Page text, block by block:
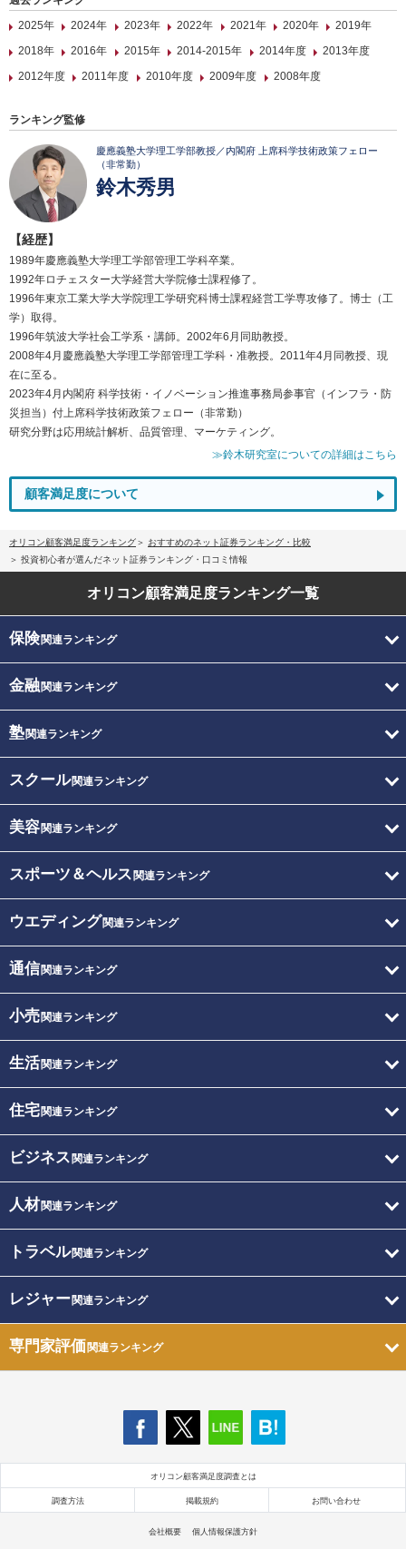
2025年
2024年 2023年 2022年 2021年 2020年
2019年
2018年
2016年 2015年 2014-2015年 2014年度
2013年度
2012年度
2011年度 2010年度 2009年度 2008年度
ランキング監修
慶應義塾大学理工学部教授／内閣府 上席科学技術政策フェロー
（非常勤）
鈴木秀男
【経歴】
1989年慶應義塾大学理工学部管理工学科卒業。
1992年ロチェスター大学経営大学院修士課程修了。
1996年東京工業大学大学院理工学研究科博士課程経営工学専攻修了。博士（工
学）取得。
1996年筑波大学社会工学系・講師。2002年6月同助教授。
2008年4月慶應義塾大学理工学部管理工学科・准教授。2011年4月同教授、現
在に至る。
2023年4月内閣府 科学技術・イノベーション推進事務局参事官（インフラ・防
災担当）付上席科学技術政策フェロー（非常勤）
研究分野は応用統計解析、品質管理、マーケティング。
≫鈴木研究室についての詳細はこちら
顧客満足度について
オリコン顧客満足度ランキング
おすすめのネット証券ランキング・比較
投資初心者が選んだネット証券ランキング・口コミ情報
オリコン顧客満足度ランキング一覧
保険関連ランキング
金融関連ランキング
塾関連ランキング
スクール関連ランキング
美容関連ランキング
スポーツ＆ヘルス 関連ランキング
ウエディング関連ランキング
通信関連ランキング
小売関連ランキング
生活関連ランキング
住宅関連ランキング
ビジネス 関連ランキング
人材関連ランキング
トラベル関連ランキング
レジャー関連ランキング
専門家評価関連ランキング
オリコン顧客満足度調査とは
調査方法 掲載規約 お問い合わせ
会社概要 個人情報保護方針